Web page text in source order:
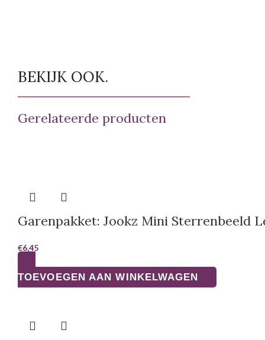
BEKIJK OOK.
Gerelateerde producten
Garenpakket: Jookz Mini Sterrenbeeld
€6,45
TOEVOEGEN AAN WINKELWAGEN